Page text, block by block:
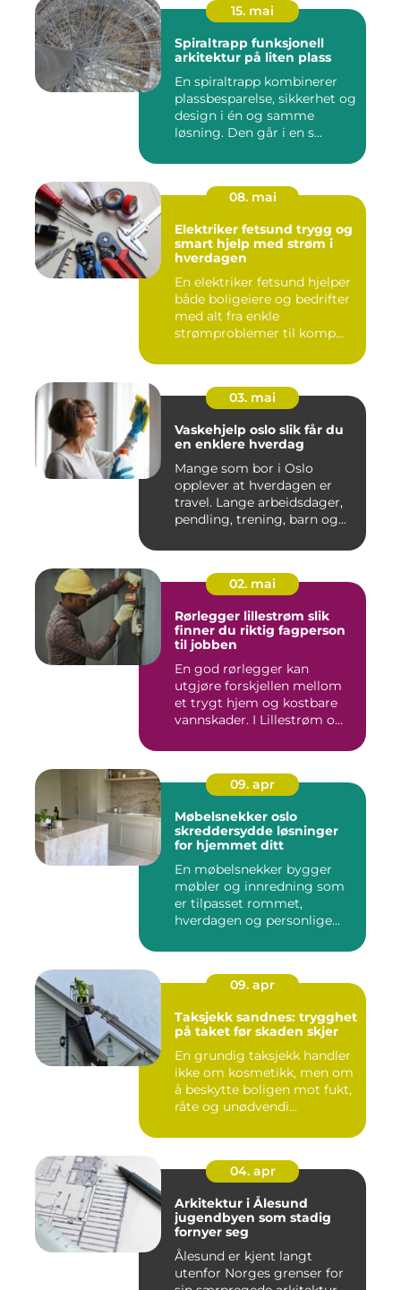
15. mai
Spiraltrapp funksjonell
arkitektur på liten plass
En spiraltrapp kombinerer
plassbesparelse, sikkerhet og
design i én og samme
løsning. Den går i en s...
08. mai
Elektriker fetsund trygg og
smart hjelp med strøm i
hverdagen
En elektriker fetsund hjelper
både boligeiere og bedrifter
med alt fra enkle
strømproblemer til komp...
03. mai
Vaskehjelp oslo slik får du
en enklere hverdag
Mange som bor i Oslo
opplever at hverdagen er
travel. Lange arbeidsdager,
pendling, trening, barn og...
02. mai
Rørlegger lillestrøm slik
finner du riktig fagperson
til jobben
En god rørlegger kan
utgjøre forskjellen mellom
et trygt hjem og kostbare
vannskader. I Lillestrøm o...
09. apr
Møbelsnekker oslo
skreddersydde løsninger
for hjemmet ditt
En møbelsnekker bygger
møbler og innredning som
er tilpasset rommet,
hverdagen og personlige
09. apr
Taksjekk sandnes: trygghet
på taket før skaden skjer
En grundig taksjekk handler
ikke om kosmetikk, men om
å beskytte boligen mot fukt,
råte og unødvendi...
04. apr
Arkitektur i Ålesund
jugendbyen som stadig
fornyer seg
Ålesund er kjent langt
utenfor Norges grenser for